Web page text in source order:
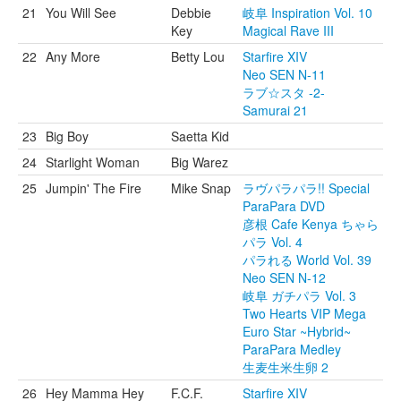
21 You Will See
Debbie
Key
岐阜 Inspiration Vol. 10
Magical Rave III
22 Any More Betty Lou
Starfire XIV
Neo SEN N-11
ラブ☆スタ -2-
Samurai 21
23 Big Boy
Saetta Kid
24 Starlight Woman
Big Warez
25 Jumpin' The Fire Mike Snap
ラヴパラパラ!! Special
ParaPara DVD
彦根 Cafe Kenya ちゃら
パラ Vol. 4
パラれる World Vol. 39
Neo SEN N-12
岐阜 ガチパラ Vol. 3
Two Hearts VIP Mega
Euro Star ~Hybrid~
ParaPara Medley
生麦生米生卵 2
26 Hey Mamma Hey F.C.F. Starfire XIV